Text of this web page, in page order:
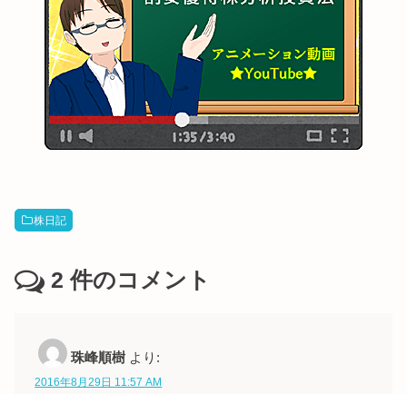
株日記
2 件のコメント
珠峰順樹 より:
2016年8月29日 11:57 AM